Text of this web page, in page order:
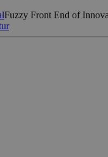
Fuzzy Front End of